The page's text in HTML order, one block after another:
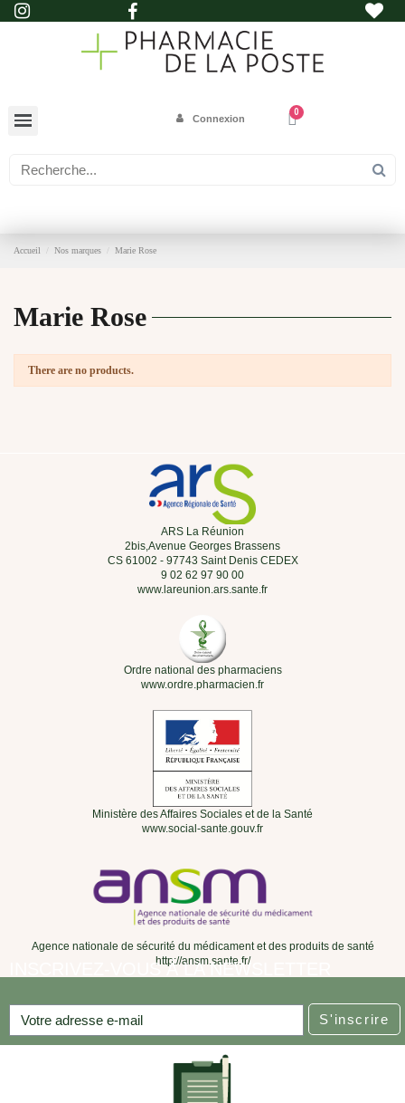
Connexion
Accueil Nos marques Marie Rose
Marie Rose
There are no products.
ARS La Réunion
2bis,Avenue Georges Brassens
CS 61002 - 97743 Saint Denis CEDEX
9 02 62 97 90 00
www.lareunion.ars.sante.fr
Ordre national des pharmaciens
www.ordre.pharmacien.fr
Ministère des Affaires Sociales et de la Santé
www.social-sante.gouv.fr
Agence nationale de sécurité du médicament et des produits de santé
http://ansm.sante.fr/
INSCRIVEZ-VOUS À LA NEWSLETTER
S'inscrire